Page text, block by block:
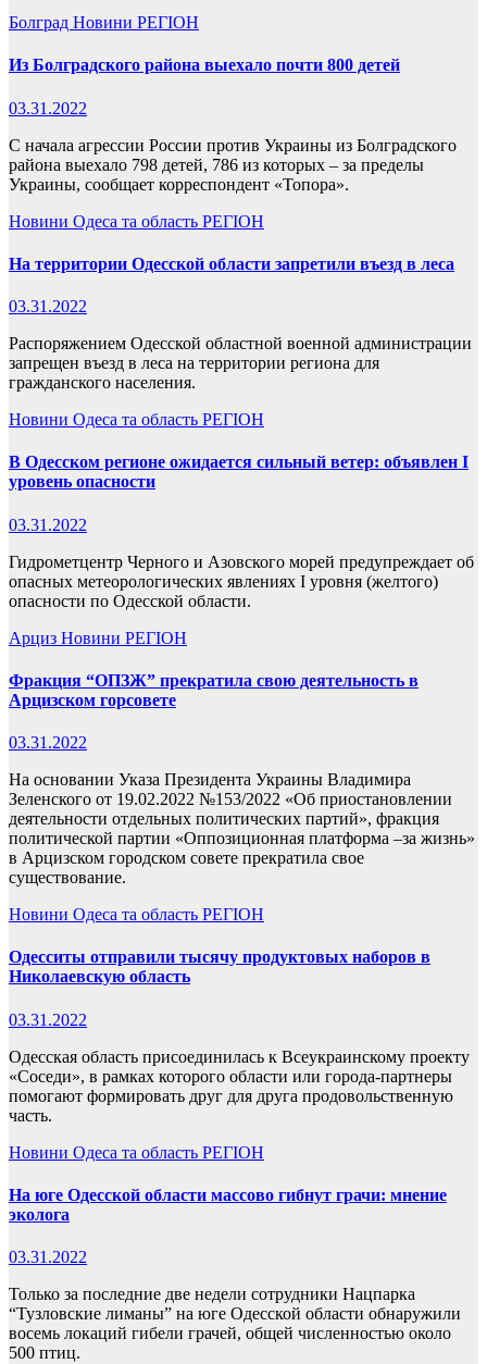
Болград Новини РЕГІОН
Из Болградского района выехало почти 800 детей
03.31.2022
С начала агрессии России против Украины из Болградского
района выехало 798 детей, 786 из которых – за пределы
Украины, сообщает корреспондент «Топора».
Новини Одеса та область РЕГІОН
На территории Одесской области запретили въезд в леса
03.31.2022
Распоряжением Одесской областной военной администрации
запрещен въезд в леса на территории региона для
гражданского населения.
Новини Одеса та область РЕГІОН
В Одесском регионе ожидается сильный ветер: объявлен I
уровень опасности
03.31.2022
Гидрометцентр Черного и Азовского морей предупреждает об
опасных метеорологических явлениях I уровня (желтого)
опасности по Одесской области.
Арциз Новини РЕГІОН
Фракция “ОПЗЖ” прекратила свою деятельность в
Арцизском горсовете
03.31.2022
На основании Указа Президента Украины Владимира
Зеленского от 19.02.2022 №153/2022 «Об приостановлении
деятельности отдельных политических партий», фракция
политической партии «Оппозиционная платформа –за жизнь»
в Арцизском городском совете прекратила свое
существование.
Новини Одеса та область РЕГІОН
Одесситы отправили тысячу продуктовых наборов в
Николаевскую область
03.31.2022
Одесская область присоединилась к Всеукраинскому проекту
«Соседи», в рамках которого области или города-партнеры
помогают формировать друг для друга продовольственную
часть.
Новини Одеса та область РЕГІОН
На юге Одесской области массово гибнут грачи: мнение
эколога
03.31.2022
Только за последние две недели сотрудники Нацпарка
“Тузловские лиманы” на юге Одесской области обнаружили
восемь локаций гибели грачей, общей численностью около
500 птиц.